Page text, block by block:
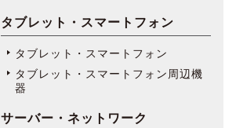
タブレット・スマートフォン
タブレット・スマートフォン
タブレット・スマートフォン周辺機
器
サーバー・ネットワーク